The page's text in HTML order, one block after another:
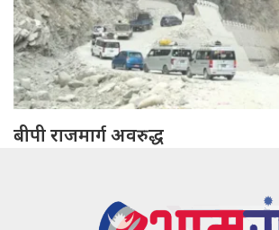
बीपी राजमार्ग अवरुद्ध